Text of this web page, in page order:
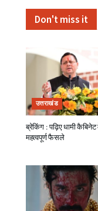
Don't miss it
उत्तराखंड
ब्रेकिंग : पढ़िए धामी
महत्वपूर्ण फैसले